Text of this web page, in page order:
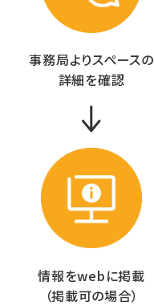
事務局よりスペースの
詳細を確認
情報をwebに掲載
（掲載可の場合）